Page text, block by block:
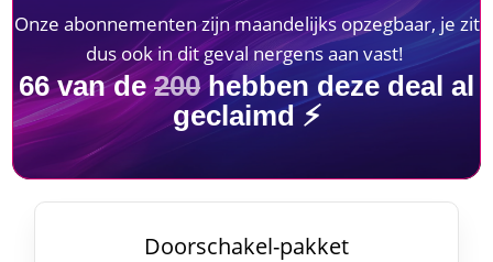
Onze abonnementen zijn maandelijks opzegbaar, je zit
dus ook in dit geval nergens aan vast!
66van de200hebben deze deal al
geclaimd ⚡
Doorschakel-pakket